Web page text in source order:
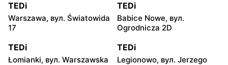
TEDi
Warszawa, вул. Światowida
17
TEDi
Babice Nowe, вул.
Ogrodnicza 2D
TEDi
Łomianki, вул. Warszawska
TEDi
Legionowo, вул. Jerzego